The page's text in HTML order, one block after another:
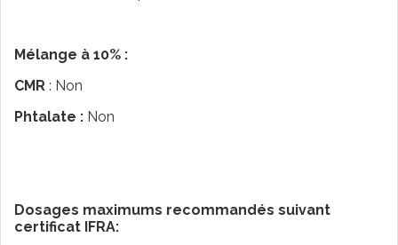
Mélange à 10% :
CMR : Non
Phtalate : Non
Dosages maximums recommandés suivant
certificat IFRA: